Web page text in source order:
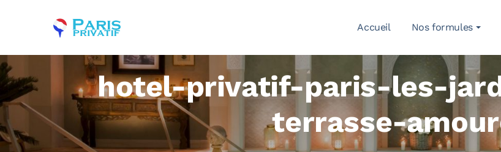
Accueil Nos formules
hotel-privatif-paris-les-
terrasse-